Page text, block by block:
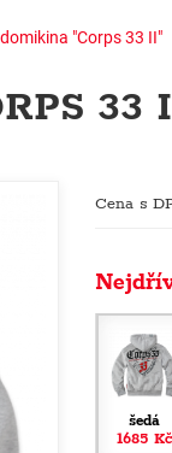
"Corps 33 II"
33
Cena s
šedá
1685 Kč